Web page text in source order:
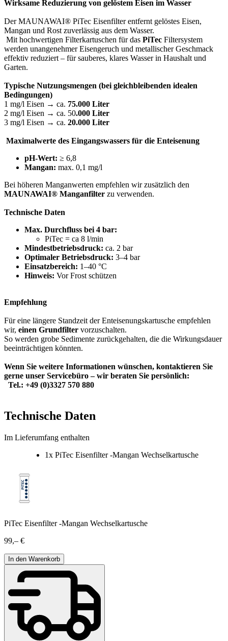
Wirksame Reduzierung von gelöstem Eisen im Wasser
Der MAUNAWAI® PiTec Eisenfilter entfernt gelöstes Eisen,
Mangan und Rost zuverlässig aus dem Wasser.
Mit hochwertigen Filterkartuschen für das PiTec Filtersystem
werden unangenehmer Eisengeruch und metallischer Geschmack
effektiv reduziert – für sauberes, klares Wasser in Haushalt und
Garten.
Typische Nutzungsmengen (bei gleichbleibenden idealen
Bedingungen)
1 mg/l Eisen → ca. 75.000 Liter
2 mg/l Eisen → ca. 50.000 Liter
3 mg/l Eisen → ca. 20.000 Liter
Maximalwerte des Eingangswassers für die Enteisenung
pH-Wert: ≥ 6,8
Mangan: max. 0,1 mg/l
Bei höheren Manganwerten empfehlen wir zusätzlich den
MAUNAWAI® Manganfilter zu verwenden.
Technische Daten
Max. Durchfluss bei 4 bar:
PiTec = ca 8 l/min
Mindestbetriebsdruck: ca. 2 bar
Optimaler Betriebsdruck: 3–4 bar
Einsatzbereich: 1–40 °C
Hinweis: Vor Frost schützen
Empfehlung
Für eine längere Standzeit der Enteisenungskartusche empfehlen
wir, einen Grundfilter vorzuschalten.
So werden grobe Sedimente zurückgehalten, die die Wirkungsdauer
beeinträchtigen könnten.
Wenn Sie weitere Informationen wünschen, kontaktieren Sie
gerne unser Servicebüro – wir beraten Sie persönlich:
Tel.: +49 (0)3327 570 880
Technische Daten
Im Lieferumfang enthalten
1x PiTec Eisenfilter -Mangan Wechselkartusche
PiTec Eisenfilter -Mangan Wechselkartusche
99,– €
In den Warenkorb